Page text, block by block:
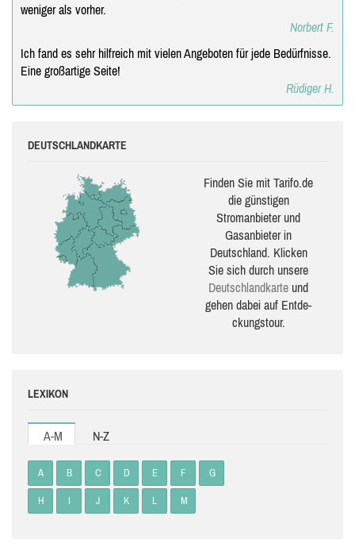
weniger als vorher.
Norbert F.
Ich fand es sehr hilfreich mit vielen Angeboten für jede Bedürfnisse.
Eine großartige Seite!
Rüdiger H.
DEUTSCHLANDKARTE
Finden Sie mit Tarifo.de
die güns­ti­gen
Stromanbieter und
Gasanbieter in
Deutschland. Klicken
Sie sich durch unsere
Deutsch­land­karte und
gehen dabei auf Ent­de­
ckungs­tour.
LEXIKON
A-M N-Z
A B C D E F G
H I J K L M